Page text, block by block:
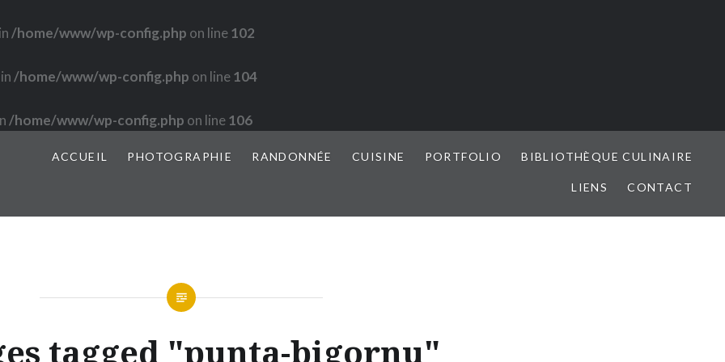
/home/www/wp-config.php on line102
/home/www/wp-config.php on line104
/home/www/wp-config.php on line106
ACCUEIL PHOTOGRAPHIE RANDONNÉE CUISINE PORTFOLIO BIBLIOTHÈQUE CULINAIRE
LIENS CONTACT
tagged "punta-bigornu"